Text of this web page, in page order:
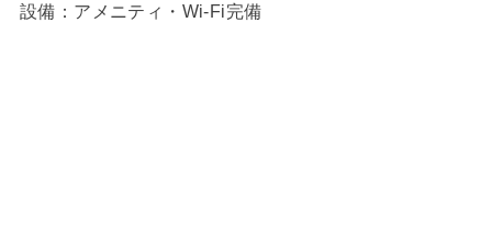
設備：アメニティ・Wi-Fi完備